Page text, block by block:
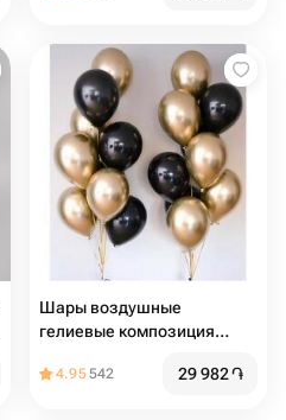
Шары воздушные
гелиевые композиция
пастель 18шт
4.95542 29 982֏